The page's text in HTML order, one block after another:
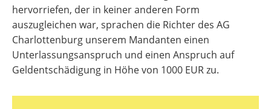
hervorriefen, der in keiner anderen Form
auszugleichen war, sprachen die Richter des AG
Charlottenburg unserem Mandanten einen
Unterlassungsanspruch und einen Anspruch auf
Geldentschädigung in Höhe von 1000 EUR zu.